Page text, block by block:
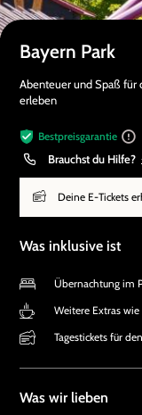
Bayern Park
Abenteuer und Spaß für
erleben
Bestpreisgarantie
Brauchst du Hilfe?
Deine E-Tickets
Was inklusive ist
Übernachtung im
Weitere Extras
Tagestickets für
Was wir lieben